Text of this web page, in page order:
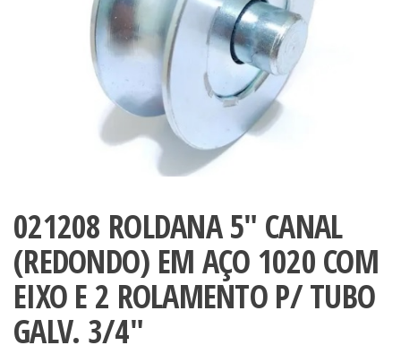
021208 ROLDANA 5″ CANAL
(REDONDO) EM AÇO 1020 COM
EIXO E 2 ROLAMENTO P/ TUBO
GALV. 3/4″